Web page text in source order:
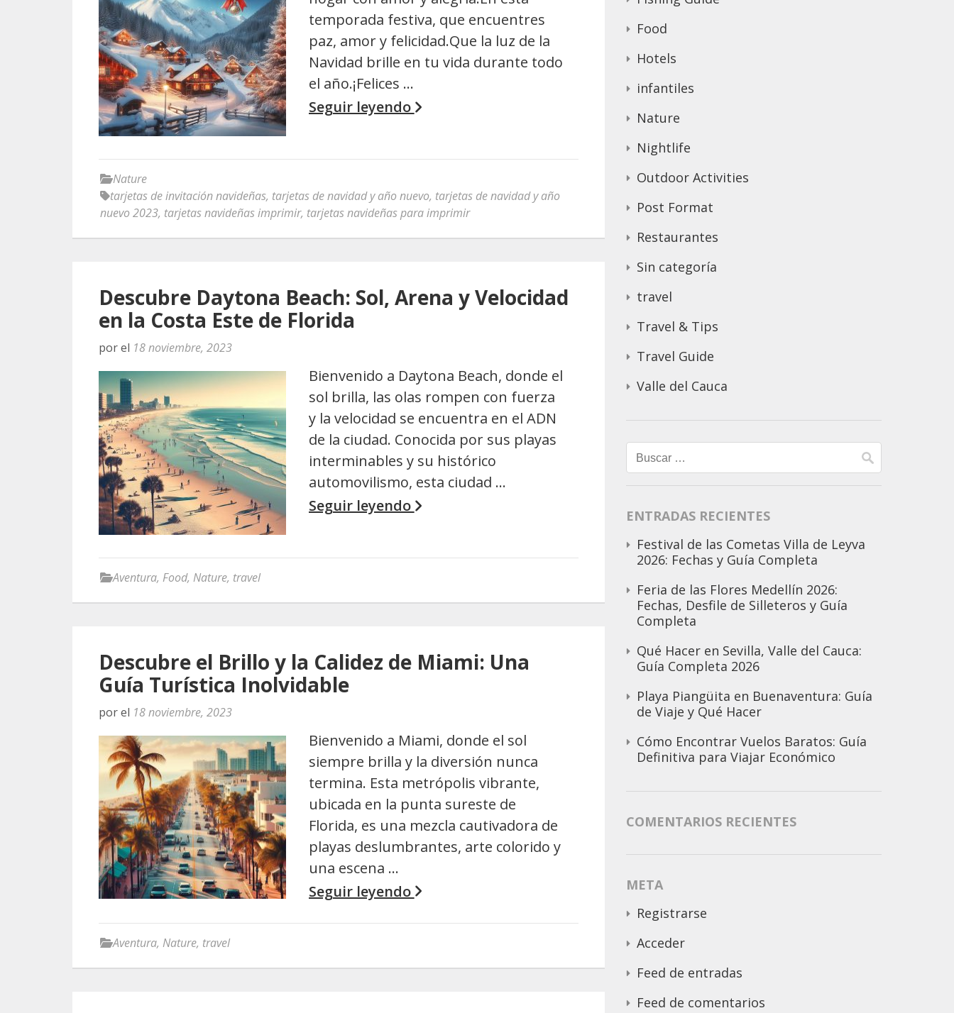
temporada festiva, que encuentres
paz, amor y felicidad.Que la luz de la
Navidad brille en tu vida durante todo
el año.¡Felices …
Seguir leyendo
Nature
tarjetas de invitación navideñas, tarjetas de navidad y año nuevo, tarjetas de navidad y año
nuevo 2023, tarjetas navideñas imprimir, tarjetas navideñas para imprimir
Descubre Daytona Beach: Sol, Arena y Velocidad
en la Costa Este de Florida
porel 18 noviembre, 2023
Bienvenido a Daytona Beach, donde el
sol brilla, las olas rompen con fuerza
y la velocidad se encuentra en el ADN
de la ciudad. Conocida por sus playas
interminables y su histórico
automovilismo, esta ciudad …
Seguir leyendo
Aventura, Food, Nature, travel
Descubre el Brillo y la Calidez de Miami: Una
Guía Turística Inolvidable
porel 18 noviembre, 2023
Bienvenido a Miami, donde el sol
siempre brilla y la diversión nunca
termina. Esta metrópolis vibrante,
ubicada en la punta sureste de
Florida, es una mezcla cautivadora de
playas deslumbrantes, arte colorido y
una escena …
Seguir leyendo
Aventura, Nature, travel
Food
Hotels
infantiles
Nature
Nightlife
Outdoor Activities
Post Format
Restaurantes
Sin categoría
travel
Travel & Tips
Travel Guide
Valle del Cauca
Buscar:
ENTRADAS RECIENTES
Festival de las Cometas Villa de Leyva
2026: Fechas y Guía Completa
Feria de las Flores Medellín 2026:
Fechas, Desfile de Silleteros y Guía
Completa
Qué Hacer en Sevilla, Valle del Cauca:
Guía Completa 2026
Playa Piangüita en Buenaventura: Guía
de Viaje y Qué Hacer
Cómo Encontrar Vuelos Baratos: Guía
Definitiva para Viajar Económico
COMENTARIOS RECIENTES
META
Registrarse
Acceder
Feed de entradas
Feed de comentarios